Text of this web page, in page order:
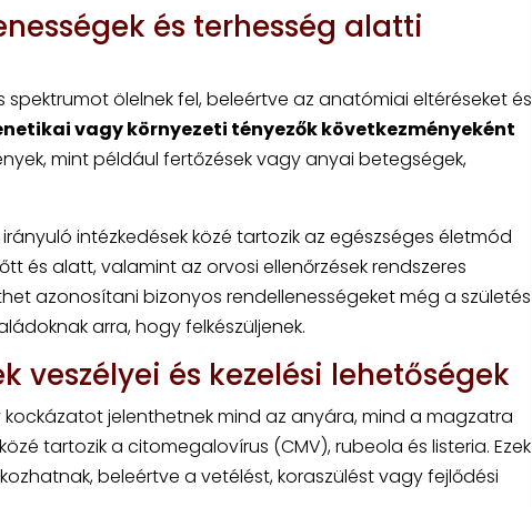
és terhesség alatti
ölelnek fel, beleértve az anatómiai eltéréseket és
vagy környezeti tényezők következményeként
mint például fertőzések vagy anyai betegségek,
intézkedések közé tartozik az egészséges életmód
és alatt, valamint az orvosi ellenőrzések rendszeres
azonosítani bizonyos rendellenességeket még a születés
arra, hogy felkészüljenek.
veszélyei és kezelési lehetőségek
jelenthetnek mind az anyára, mind a magzatra
tartozik a citomegalovírus (CMV), rubeola és listeria. Ezek
beleértve a vetélést, koraszülést vagy fejlődési